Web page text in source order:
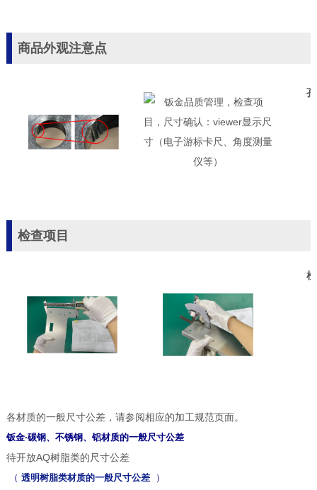
商品外观注意点
检查项目
各材质的一般尺寸公差，请参阅相应的加工规范页面。
钣金·碳钢、不锈钢、铝材质的一般尺寸公差
待开放AQ树脂类的尺寸公差
（ 透明树脂类材质的一般尺寸公差）